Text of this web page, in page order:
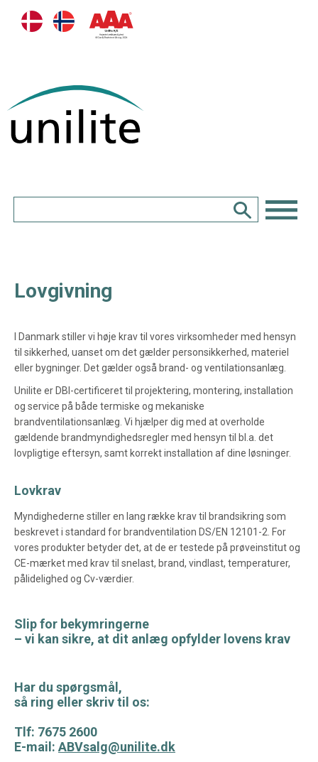
Lovgivning
I Danmark stiller vi høje krav til vores virksomheder med hensyn
til sikkerhed, uanset om det gælder personsikkerhed, materiel
eller bygninger. Det gælder også brand- og ventilationsanlæg.
Unilite er DBI-certificeret til projektering, montering, installation
og service på både termiske og mekaniske
brandventilationsanlæg. Vi hjælper dig med at overholde
gældende brandmyndighedsregler med hensyn til bl.a. det
lovpligtige eftersyn, samt korrekt installation af dine løsninger.
Lovkrav
Myndighederne stiller en lang række krav til brandsikring som
beskrevet i standard for brandventilation DS/EN 12101-2. For
vores produkter betyder det, at de er testede på prøveinstitut og
CE-mærket med krav til snelast, brand, vindlast, temperaturer,
pålidelighed og Cv-værdier.
Slip for bekymringerne
– vi kan sikre, at dit anlæg opfylder lovens krav
Har du spørgsmål,
så ring eller skriv til os:
Tlf: 7675 2600
E-mail: ABVsalg@unilite.dk